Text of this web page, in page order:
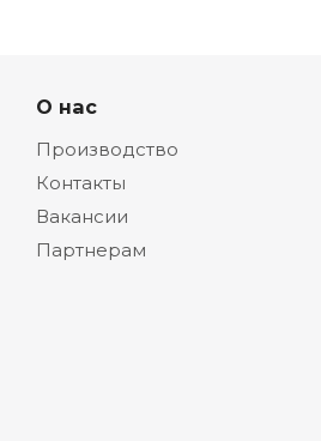
О нас
Производство
Контакты
Вакансии
Партнерам